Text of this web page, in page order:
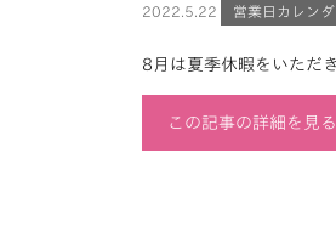
2022. 5.22 営業日カレンダ
8月は夏季休暇をいただ
この記事の詳細を見る